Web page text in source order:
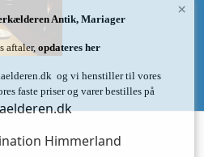
×
Antik, Mariager
aftaler, opdateres her
og vi henstiller til vores
faste priser og varer bestilles på
Himmerland